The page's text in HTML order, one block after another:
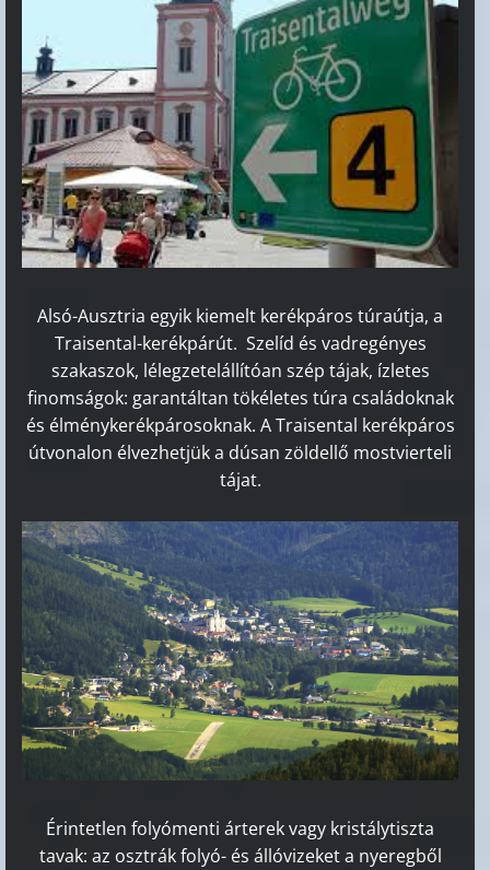
Alsó-Ausztria egyik kiemelt kerékpáros túraútja, a
Traisental-kerékpárút. Szelíd és vadregényes
szakaszok, lélegzetelállítóan szép tájak, ízletes
finomságok: garantáltan tökéletes túra családoknak
és élménykerékpárosoknak. A Traisental kerékpáros
útvonalon élvezhetjük a dúsan zöldellő mostvierteli
tájat.
Érintetlen folyómenti árterek vagy kristálytiszta
tavak: az osztrák folyó- és állóvizeket a nyeregből